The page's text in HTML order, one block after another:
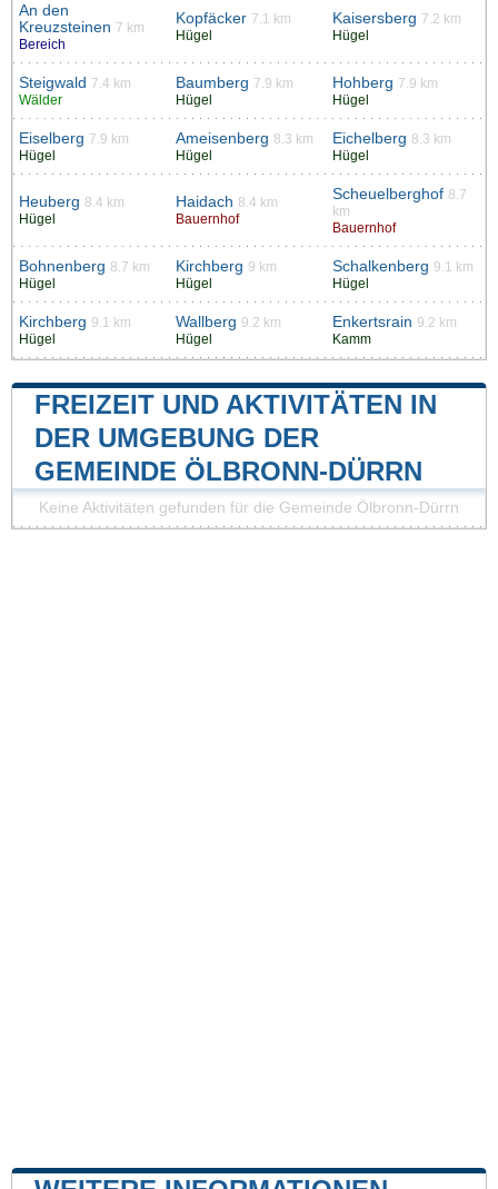
An den
Kreuzsteinen 7 km
Bereich
Kopfäcker 7.1 km
Hügel
Kaisersberg 7.2 km
Hügel
Steigwald 7.4 km
Wälder
Baumberg 7.9 km
Hügel
Hohberg 7.9 km
Hügel
Eiselberg 7.9 km
Hügel
Ameisenberg 8.3 km
Hügel
Eichelberg 8.3 km
Hügel
Heuberg 8.4 km
Hügel
Haidach 8.4 km
Bauernhof
Scheuelberghof 8.7
km
Bauernhof
Bohnenberg 8.7 km
Hügel
Kirchberg 9 km
Hügel
Schalkenberg 9.1 km
Hügel
Kirchberg 9.1 km
Hügel
Wallberg 9.2 km
Hügel
Enkertsrain 9.2 km
Kamm
FREIZEIT UND AKTIVITÄTEN IN
DER UMGEBUNG DER
GEMEINDE ÖLBRONN-DÜRRN
Keine Aktivitäten gefunden für die Gemeinde Ölbronn-Dürrn